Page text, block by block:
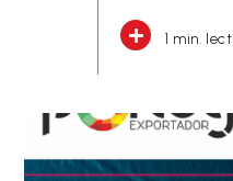
1 min.